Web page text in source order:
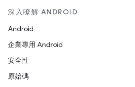
深入瞭解 ANDROID
Android
企業專用 Android
安全性
原始碼